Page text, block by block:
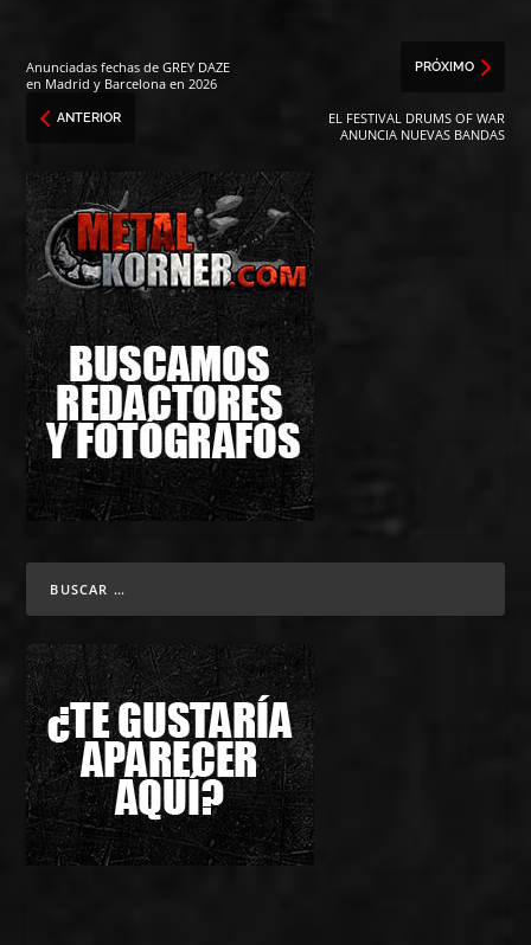
Anunciadas fechas de GREY DAZE
en Madrid y Barcelona en 2026
ANTERIOR
PRÓXIMO
EL FESTIVAL DRUMS OF WAR
ANUNCIA NUEVAS BANDAS